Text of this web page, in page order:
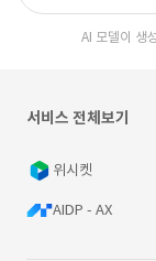
AI 모델이 생
서비스 전체보기
위시켓
AIDP - AX